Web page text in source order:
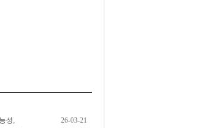
성,
26-03-21